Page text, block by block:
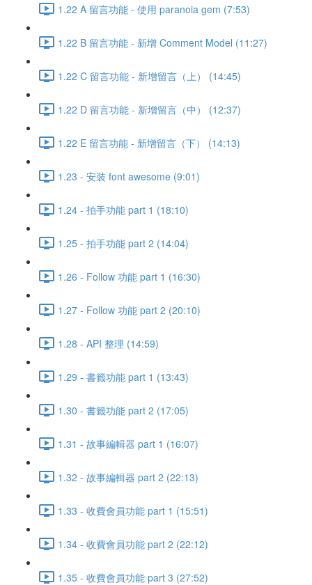
1.22 A 留言功能 - 使用 paranoia gem (7:53)
1.22 B 留言功能 - 新增 Comment Model (11:27)
1.22 C 留言功能 - 新增留言（上） (14:45)
1.22 D 留言功能 - 新增留言（中） (12:37)
1.22 E 留言功能 - 新增留言（下） (14:13)
1.23 - 安裝 font awesome (9:01)
1.24 - 拍手功能 part 1 (18:10)
1.25 - 拍手功能 part 2 (14:04)
1.26 - Follow 功能 part 1 (16:30)
1.27 - Follow 功能 part 2 (20:10)
1.28 - API 整理 (14:59)
1.29 - 書籤功能 part 1 (13:43)
1.30 - 書籤功能 part 2 (17:05)
1.31 - 故事編輯器 part 1 (16:07)
1.32 - 故事編輯器 part 2 (22:13)
1.33 - 收費會員功能 part 1 (15:51)
1.34 - 收費會員功能 part 2 (22:12)
1.35 - 收費會員功能 part 3 (27:52)